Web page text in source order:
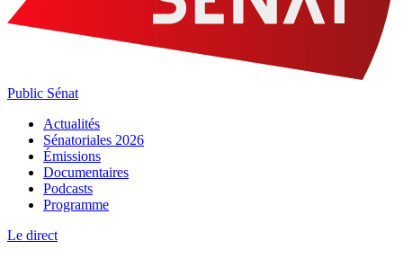
Public Sénat
Actualités
Sénatoriales 2026
Émissions
Documentaires
Podcasts
Programme
Le direct